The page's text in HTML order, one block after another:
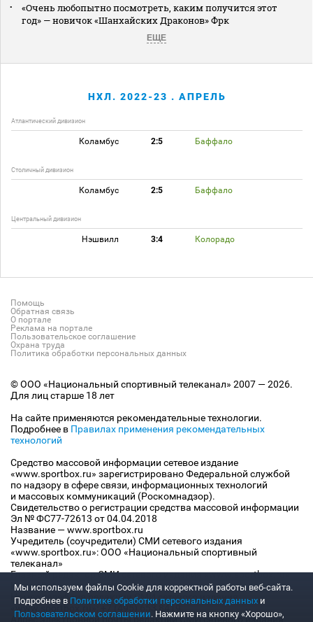
«Очень любопытно посмотреть, каким получится этот
год» — новичок «Шанхайских Драконов» Фрк
ЕЩЕ
НХЛ. 2022-23 . АПРЕЛЬ
Атлантический дивизион
Коламбус 2:5 Баффало
Столичный дивизион
Коламбус 2:5 Баффало
Центральный дивизион
Нэшвилл 3:4 Колорадо
Помощь
Обратная связь
О портале
Реклама на портале
Пользовательское соглашение
Охрана труда
Политика обработки персональных данных
© ООО «Национальный спортивный телеканал» 2007 — 2026.
Для лиц старше 18 лет
На сайте применяются рекомендательные технологии.
Подробнее в Правилах применения рекомендательных
технологий
Средство массовой информации сетевое издание
«www.sportbox.ru» зарегистрировано Федеральной службой
по надзору в сфере связи, информационных технологий
и массовых коммуникаций (Роскомнадзор).
Свидетельство о регистрации средства массовой информации
Эл № ФС77-72613 от 04.04.2018
Название — www.sportbox.ru
Учредитель (соучредители) СМИ сетевого издания
«www.sportbox.ru»: ООО «Национальный спортивный
телеканал»
Главный редактор СМИ сетевого издания «www.sportbox.ru»:
Конов В.А.
Номер телефона редакции СМИ сетевого издания
«www.sportbox.ru»: +7 (495) 653 8419
Адрес электронной почты редакции СМИ сетевого издания
Мы используем файлы Сookie для корректной работы веб-сайта.
Подробнее в Политике обработки персональных данных и
Пользовательском соглашении. Нажмите на кнопку «Хорошо»,